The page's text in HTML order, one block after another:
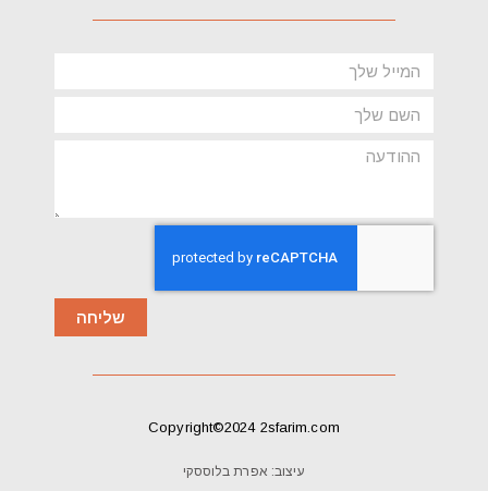
Email
name
message
שליחה
Copyright©2024 2sfarim.com
עיצוב: אפרת בלוססקי